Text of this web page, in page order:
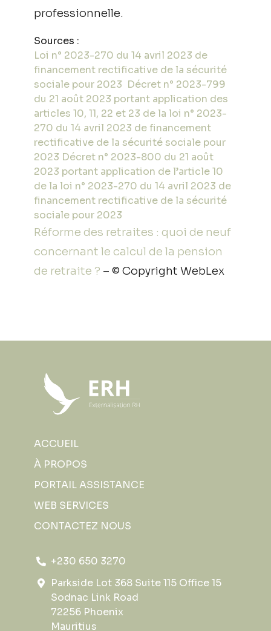
professionnelle.
Sources :
Loi n° 2023-270 du 14 avril 2023 de
financement rectificative de la sécurité
sociale pour 2023 Décret n° 2023-799
du 21 août 2023 portant application des
articles 10, 11, 22 et 23 de la loi n° 2023-
270 du 14 avril 2023 de financement
rectificative de la sécurité sociale pour
2023 Décret n° 2023-800 du 21 août
2023 portant application de l’article 10
de la loi n° 2023-270 du 14 avril 2023 de
financement rectificative de la sécurité
sociale pour 2023
Réforme des retraites : quoi de neuf
concernant le calcul de la pension
de retraite ? – © Copyright WebLex
ACCUEIL
À PROPOS
PORTAIL ASSISTANCE
WEB SERVICES
CONTACTEZ NOUS
+230 650 3270
Parkside Lot 368 Suite 115 Office 15
Sodnac Link Road
72256 Phoenix
Mauritius